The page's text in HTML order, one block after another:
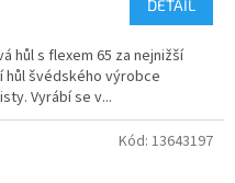
DETAIL
hůl s flexem 65 za nejnižší
hůl švédského výrobce
Vyrábí se v...
Kód: 13643197